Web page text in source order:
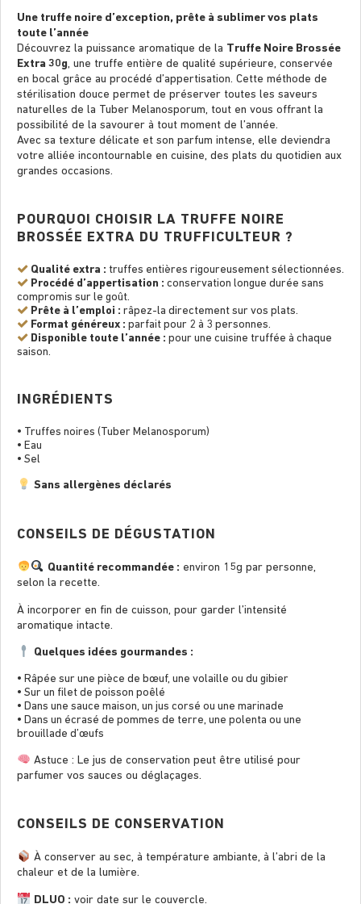
Une truffe noire d’exception, prête à sublimer vos plats
toute l’année
Découvrez la puissance aromatique de la Truffe Noire Brossée
Extra 30g, une truffe entière de qualité supérieure, conservée
en bocal grâce au procédé d’appertisation. Cette méthode de
stérilisation douce permet de préserver toutes les saveurs
naturelles de la Tuber Melanosporum, tout en vous offrant la
possibilité de la savourer à tout moment de l’année.
Avec sa texture délicate et son parfum intense, elle deviendra
votre alliée incontournable en cuisine, des plats du quotidien aux
grandes occasions.
POURQUOI CHOISIR LA TRUFFE NOIRE
BROSSÉE EXTRA DU TRUFFICULTEUR ?
Qualité extra : truffes entières rigoureusement sélectionnées.
Procédé d’appertisation : conservation longue durée sans
compromis sur le goût.
Prête à l’emploi : râpez-la directement sur vos plats.
Format généreux : parfait pour 2 à 3 personnes.
Disponible toute l’année : pour une cuisine truffée à chaque
saison.
INGRÉDIENTS
• Truffes noires (Tuber Melanosporum)
• Eau
• Sel
Sans allergènes déclarés
CONSEILS DE DÉGUSTATION
Quantité recommandée : environ 15g par personne,
selon la recette.
À incorporer en ﬁn de cuisson, pour garder l’intensité
aromatique intacte.
Quelques idées gourmandes :
• Râpée sur une pièce de bœuf, une volaille ou du gibier
• Sur un ﬁlet de poisson poêlé
• Dans une sauce maison, un jus corsé ou une marinade
• Dans un écrasé de pommes de terre, une polenta ou une
brouillade d’œufs
Astuce : Le jus de conservation peut être utilisé pour
parfumer vos sauces ou déglaçages.
CONSEILS DE CONSERVATION
À conserver au sec, à température ambiante, à l’abri de la
chaleur et de la lumière.
DLUO : voir date sur le couvercle.